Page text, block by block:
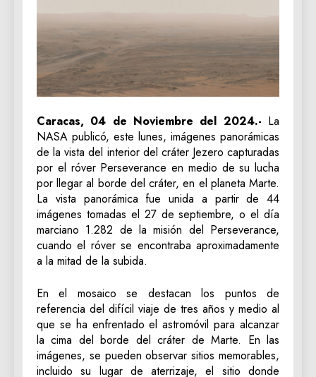
Caracas, 04 de Noviembre del 2024.- La
NASA publicó, este lunes, imágenes panorámicas
de la vista del interior del cráter Jezero capturadas
por el róver Perseverance en medio de su lucha
por llegar al borde del cráter, en el planeta Marte.
La vista panorámica fue unida a partir de 44
imágenes tomadas el 27 de septiembre, o el día
marciano 1.282 de la misión del Perseverance,
cuando el róver se encontraba aproximadamente
a la mitad de la subida.
En el mosaico se destacan los puntos de
referencia del difícil viaje de tres años y medio al
que se ha enfrentado el astromóvil para alcanzar
la cima del borde del cráter de Marte. En las
imágenes, se pueden observar sitios memorables,
incluido su lugar de aterrizaje, el sitio donde